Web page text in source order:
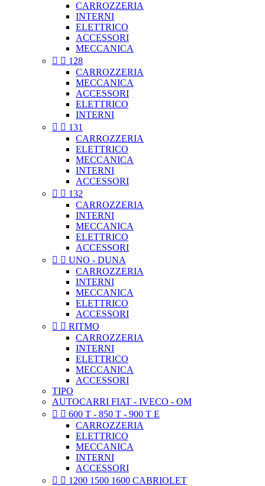
CARROZZERIA
INTERNI
ELETTRICO
ACCESSORI
MECCANICA
  128
CARROZZERIA
MECCANICA
ACCESSORI
ELETTRICO
INTERNI
  131
CARROZZERIA
ELETTRICO
MECCANICA
INTERNI
ACCESSORI
  132
CARROZZERIA
INTERNI
MECCANICA
ELETTRICO
ACCESSORI
  UNO - DUNA
CARROZZERIA
INTERNI
MECCANICA
ELETTRICO
ACCESSORI
  RITMO
CARROZZERIA
INTERNI
ELETTRICO
MECCANICA
ACCESSORI
TIPO
AUTOCARRI FIAT - IVECO - OM
  600 T - 850 T - 900 T E
CARROZZERIA
ELETTRICO
MECCANICA
INTERNI
ACCESSORI
  1200 1500 1600 CABRIOLET